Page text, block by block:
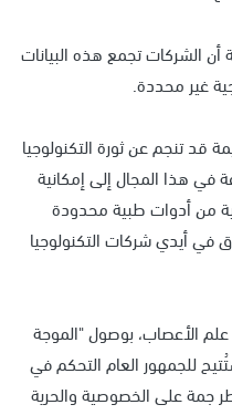
الشركات تجمع هذه البيانات
غير محددة.
قد تنجم عن ثورة التكنولوجيا
في هذا المجال إلى إمكانية
من أدوات طبية محدودة
في أيدي شركات التكنولوجيا
علم الأعصاب، بوصول "الموجة
للجمهور العام التحكم في
جمة على الخصوصية والحرية